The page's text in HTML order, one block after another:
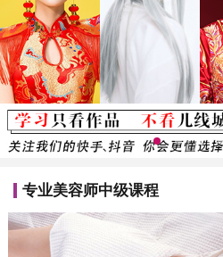
专业美容师中级课程